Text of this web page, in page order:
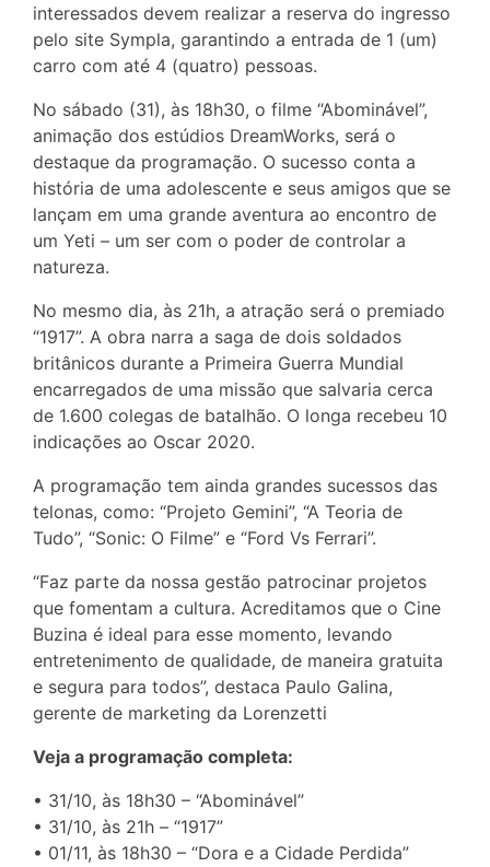
interessados devem realizar a reserva do ingresso
pelo site Sympla, garantindo a entrada de 1 (um)
carro com até 4 (quatro) pessoas.
No sábado (31), às 18h30, o filme “Abominável”,
animação dos estúdios DreamWorks, será o
destaque da programação. O sucesso conta a
história de uma adolescente e seus amigos que se
lançam em uma grande aventura ao encontro de
um Yeti – um ser com o poder de controlar a
natureza.
No mesmo dia, às 21h, a atração será o premiado
“1917”. A obra narra a saga de dois soldados
britânicos durante a Primeira Guerra Mundial
encarregados de uma missão que salvaria cerca
de 1.600 colegas de batalhão. O longa recebeu 10
indicações ao Oscar 2020.
A programação tem ainda grandes sucessos das
telonas, como: “Projeto Gemini”, “A Teoria de
Tudo”, “Sonic: O Filme” e “Ford Vs Ferrari”.
“Faz parte da nossa gestão patrocinar projetos
que fomentam a cultura. Acreditamos que o Cine
Buzina é ideal para esse momento, levando
entretenimento de qualidade, de maneira gratuita
e segura para todos”, destaca Paulo Galina,
gerente de marketing da Lorenzetti
Veja a programação completa:
• 31/10, às 18h30 – “Abominável”
• 31/10, às 21h – “1917”
• 01/11, às 18h30 – “Dora e a Cidade Perdida”